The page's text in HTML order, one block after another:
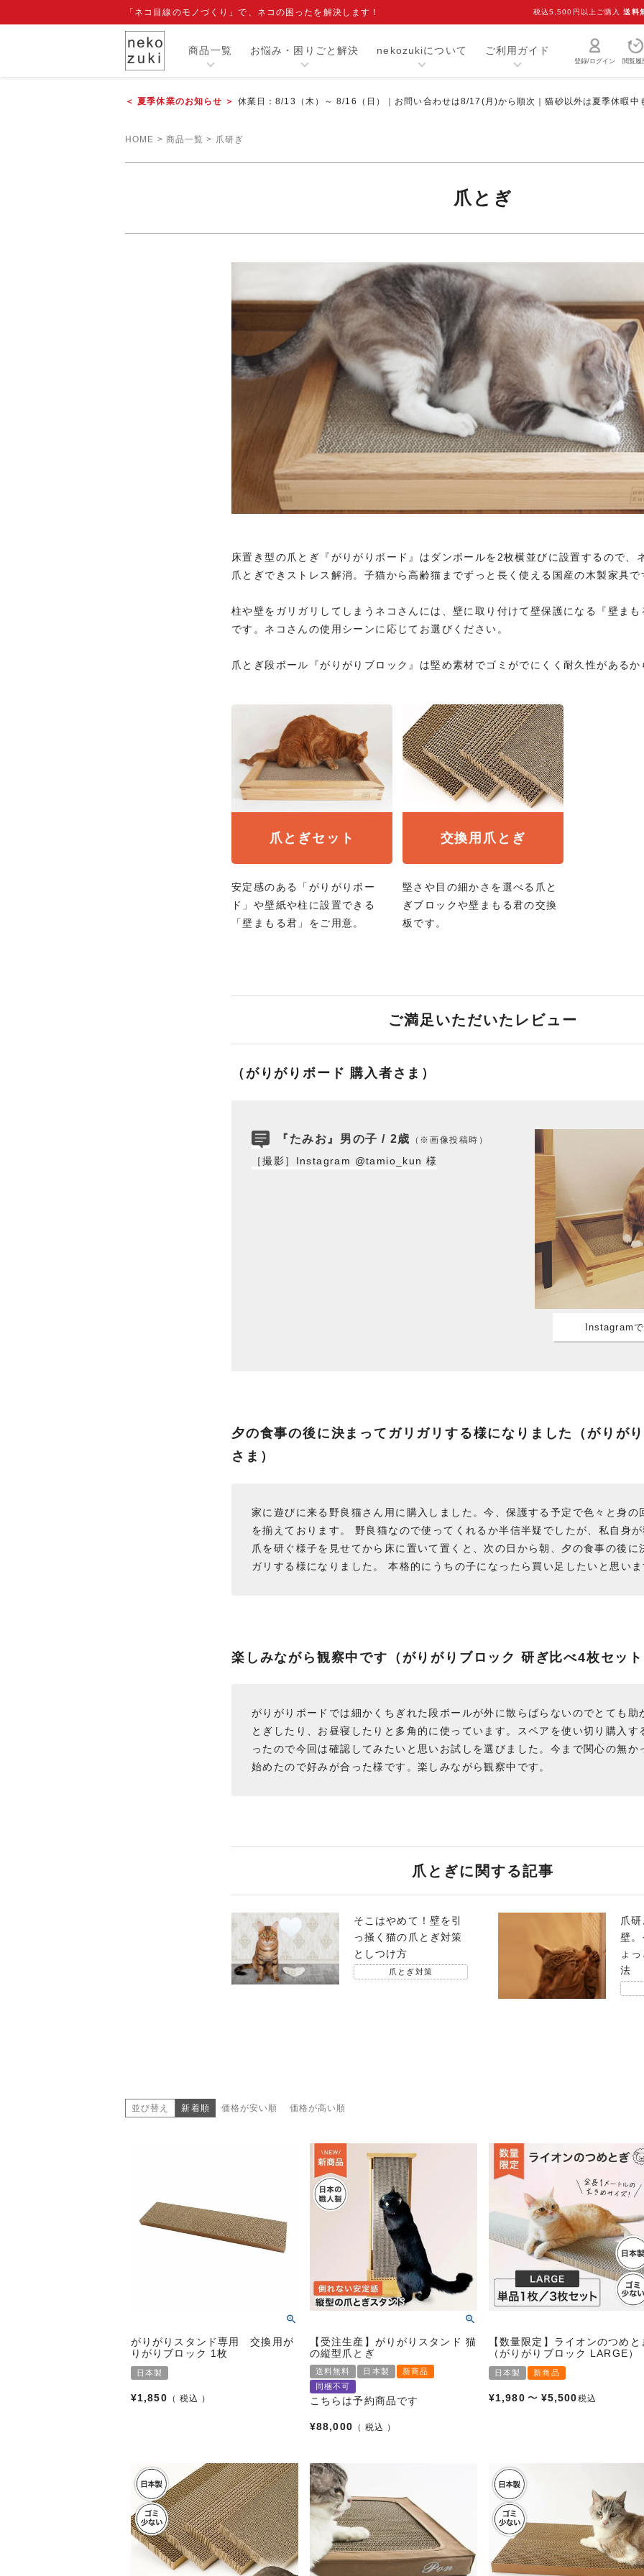
「ネコ目線のモノづくり」で、ネコの困ったを解決します！ 税込5,500円以上ご購入送料
商品一覧
猫砂・トイレ用品 お手入れ用品
お悩み・困りごと解決 nekozukiについて ご利用ガイド
登録/ログイン 閲覧履
＜ 夏季休業のお知らせ ＞ 休業日：8/13（木）～ 8/16（日）｜お問い合わせは8/17(月)から順次｜猫砂以外は夏季休暇中
HOME 商品一覧 爪研ぎ
爪とぎ
床置き型の爪とぎ『がりがりボード』はダンボールを2枚横並びに設置するので、
爪とぎできストレス解消。子猫から高齢猫までずっと長く使える国産の木製家具で
柱や壁をガリガリしてしまうネコさんには、壁に取り付けて壁保護になる『壁まも
です。ネコさんの使用シーンに応じてお選びください。
爪とぎ段ボール『がりがりブロック』は堅め素材でゴミがでにくく耐久性があるか
爪とぎセット
安定感のある「がりがりボー
ド」や壁紙や柱に設置できる
「壁まもる君」をご用意。
交換用爪とぎ
堅さや目の細かさを選べる爪と
ぎブロックや壁まもる君の交換
板です。
ご満足いただいたレビュー
（がりがりボード 購入者さま）
『たみお』男の子 / 2歳 （※画像投稿時）
［撮影］Instagram @tamio_kun 様
Instagram
夕の食事の後に決まってガリガリする様になりました（がりが
さま）
家に遊びに来る野良猫さん用に購入しました。今、保護する予定で色々と身の
を揃えております。 野良猫なので使ってくれるか半信半疑でしたが、私自身
爪を研ぐ様子を見せてから床に置いて置くと、次の日から朝、夕の食事の後に
ガリする様になりました。 本格的にうちの子になったら買い足したいと思いま
楽しみながら観察中です（がりがりブロック 研ぎ比べ4枚セット
がりがりボードでは細かくちぎれた段ボールが外に散らばらないのでとても助
とぎしたり、お昼寝したりと多角的に使っています。スペアを使い切り購入す
ったので今回は確認してみたいと思いお試しを選びました。今まで関心の無か
始めたので好みが合った様です。楽しみながら観察中です。
爪とぎに関する記事
そこはやめて！壁を引
っ掻く猫の爪とぎ対策
としつけ方
爪とぎ対策
爪
壁。
ょ
法
並び替え 新着順 価格が安い順 価格が高い順
がりがりスタンド専用 交換用が
りがりブロック 1枚
日本製
¥1,850 税込
【受注生産】がりがりスタンド 猫
の縦型爪とぎ
送料無料 日本製
新商品
同梱不可
こちらは予約商品です
¥88,000 税込
【数量限定】ライオンのつめと
（がりがりブロック LARGE）
日本製 新商品
¥1,980 〜 ¥5,500税込